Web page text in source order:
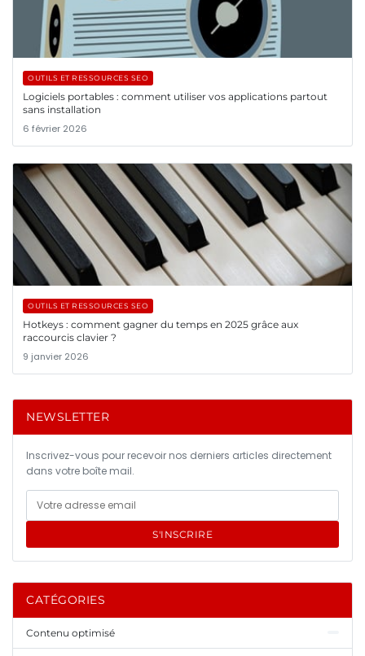
OUTILS ET RESSOURCES SEO
Logiciels portables : comment utiliser vos applications partout
sans installation
6 février 2026
OUTILS ET RESSOURCES SEO
Hotkeys : comment gagner du temps en 2025 grâce aux
raccourcis clavier ?
9 janvier 2026
NEWSLETTER
Inscrivez-vous pour recevoir nos derniers articles directement
dans votre boîte mail.
S'INSCRIRE
CATÉGORIES
Contenu optimisé